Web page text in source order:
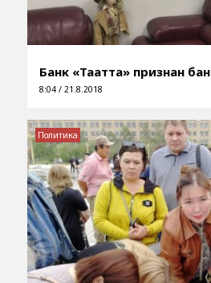
Банк «Таатта» признан
8:04 / 21.8.2018
Политика